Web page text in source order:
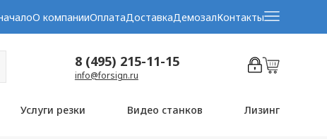
О компанииОплатаДоставкаДемозалКонтакты
8 (495) 215-11-15
info@forsign.ru
Услуги резки Видео станков Лизинг